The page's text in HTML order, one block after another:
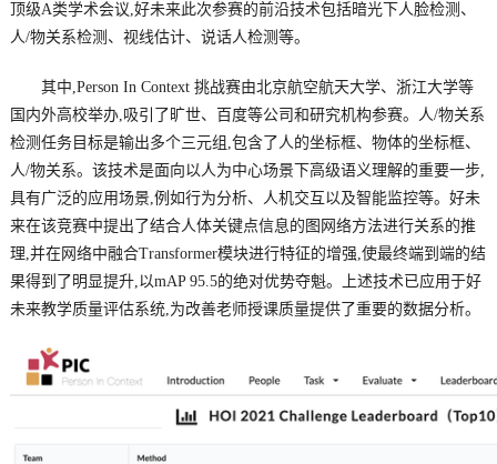
顶级A类学术会议,好未来此次参赛的前沿技术包括暗光下人脸检测、
人/物关系检测、视线估计、说话人检测等。
其中,Person In Context 挑战赛由北京航空航天大学、浙江大学等
国内外高校举办,吸引了旷世、百度等公司和研究机构参赛。人/物关系
检测任务目标是输出多个三元组,包含了人的坐标框、物体的坐标框、
人/物关系。该技术是面向以人为中心场景下高级语义理解的重要一步,
具有广泛的应用场景,例如行为分析、人机交互以及智能监控等。好未
来在该竞赛中提出了结合人体关键点信息的图网络方法进行关系的推
理,并在网络中融合Transformer模块进行特征的增强,使最终端到端的结
果得到了明显提升,以mAP 95.5的绝对优势夺魁。上述技术已应用于好
未来教学质量评估系统,为改善老师授课质量提供了重要的数据分析。